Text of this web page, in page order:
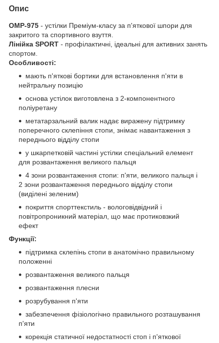
Опис
OMP-975 - устілки Преміум-класу за п'яткової шпори для
закритого та спортивного взуття.
Лінійка SPORT - профілактичні, ідеальні для активних занять
спортом.
Особливості:
мають п'яткові бортики для встановлення п'яти в
нейтральну позицію
основа устілок виготовлена з 2-компонентного
поліуретану
метатарзальний валик надає виражену підтримку
поперечного склепіння стопи, знімає навантаження з
переднього відділу стопи
у шкарпетковій частині устілки спеціальний елемент
для розвантаження великого пальця
4 зони розвантаження стопи: п'яти, великого пальця і
2 зони розвантаження переднього відділу стопи
(виділені зеленим)
покриття спорттекстиль - вологовідвідний і
повітропроникний матеріал, що має протиковзкий
ефект
Функції:
підтримка склепінь стопи в анатомічно правильному
положенні
розвантаження великого пальця
розвантаження плесни
розрубування п'яти
забезпечення фізіологічно правильного розташування
п'яти
корекція статичної недостатності стоп і п'яткової